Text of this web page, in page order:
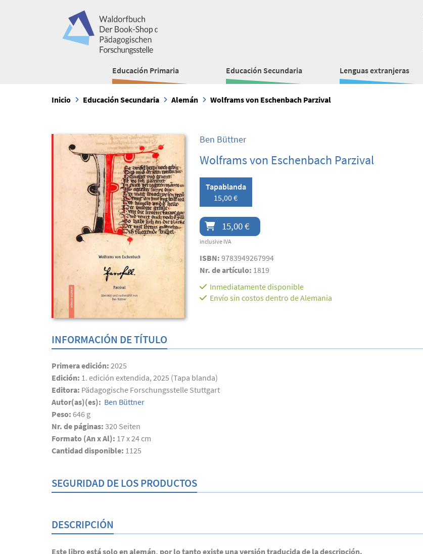
Educación Primaria Educación Secundaria Lenguas extranjeras
Inicio Educación Secundaria Alemán Wolframs von Eschenbach Parzival
Ben Büttner
Wolframs von Eschenbach Parzival
Tapablanda
15,00 €
15,00 €
inclusive IVA
ISBN: 9783949267994
Nr. de artículo: 1819
Inmediatamente disponible
Envío sin costos dentro de Alemania
INFORMACIÓN DE TÍTULO
Primera edición: 2025
Edición: 1. edición extendida, 2025 (Tapa blanda)
Editora: Pädagogische Forschungsstelle Stuttgart
Autor(as)(es): Ben Büttner
Peso: 646 g
Nr. de páginas: 320 Seiten
Formato (An x Al): 17 x 24 cm
Cantidad disponible: 1125
SEGURIDAD DE LOS PRODUCTOS
DESCRIPCIÓN
Este libro está solo en alemán, por lo tanto existe una versión traducida de la descripción.